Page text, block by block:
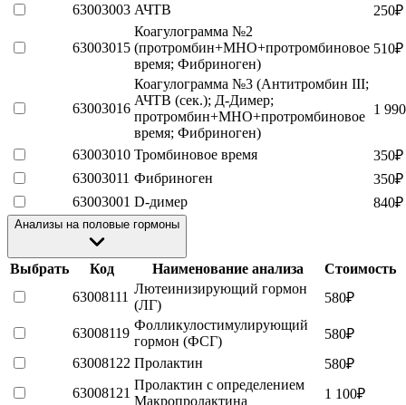
63003003 АЧТВ 250₽
63003015
Коагулограмма №2
(протромбин+МНО+протромбиновое
время; Фибриноген)
510₽
63003016
Коагулограмма №3 (Антитромбин III;
АЧТВ (сек.); Д-Димер;
протромбин+МНО+протромбиновое
время; Фибриноген)
1 990
63003010 Тромбиновое время 350₽
63003011 Фибриноген 350₽
63003001 D-димер 840₽
Анализы на половые гормоны
Выбрать Код Наименование анализа
Стоимость
63008111
Лютеинизирующий гормон
(ЛГ)
580₽
63008119
Фолликулостимулирующий
гормон (ФСГ)
580₽
63008122 Пролактин 580₽
63008121
Пролактин с определением
Макропролактина
1 100₽